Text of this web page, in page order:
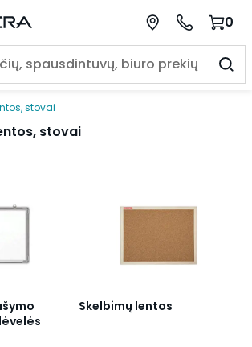
0
stovai
stovai
Skelbimų lentos